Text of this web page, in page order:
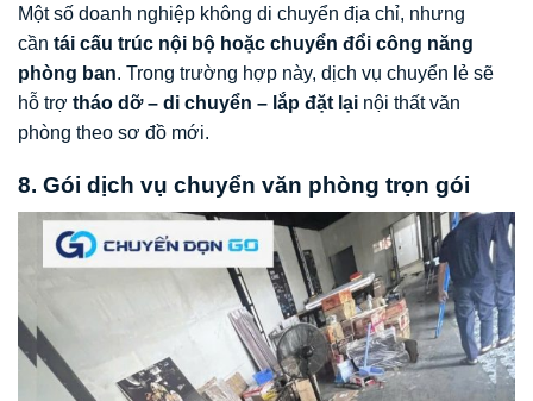
Một số doanh nghiệp không di chuyển địa chỉ, nhưng
cần tái cấu trúc nội bộ hoặc chuyển đổi công năng
phòng ban. Trong trường hợp này, dịch vụ chuyển lẻ sẽ
hỗ trợ tháo dỡ – di chuyển – lắp đặt lại nội thất văn
phòng theo sơ đồ mới.
8. Gói dịch vụ chuyển văn phòng trọn gói